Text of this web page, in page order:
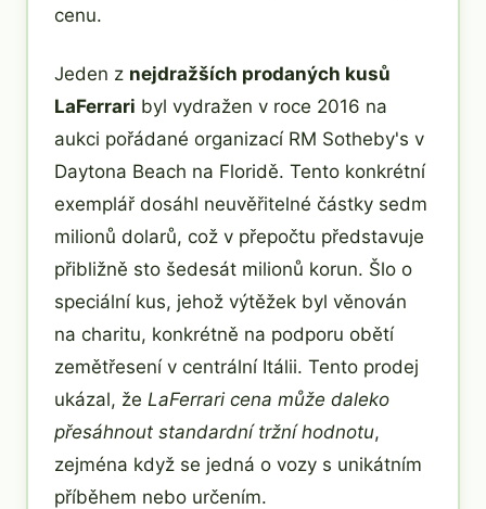
cenu.
Jeden z nejdražších prodaných kusů
LaFerrari byl vydražen v roce 2016 na
aukci pořádané organizací RM Sotheby's v
Daytona Beach na Floridě. Tento konkrétní
exemplář dosáhl neuvěřitelné částky sedm
milionů dolarů, což v přepočtu představuje
přibližně sto šedesát milionů korun. Šlo o
speciální kus, jehož výtěžek byl věnován
na charitu, konkrétně na podporu obětí
zemětřesení v centrální Itálii. Tento prodej
ukázal, že LaFerrari cena může daleko
přesáhnout standardní tržní hodnotu,
zejména když se jedná o vozy s unikátním
příběhem nebo určením.